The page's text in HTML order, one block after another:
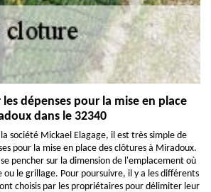
dépenses pour la mise en place
dans le 32340
société Mickael Elagage, il est très simple de
pour la mise en place des clôtures à Miradoux.
pencher sur la dimension de l'emplacement où
le grillage. Pour poursuivre, il y a les différents
choisis par les propriétaires pour délimiter leur